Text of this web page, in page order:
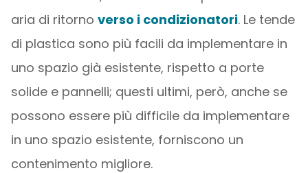
aria di ritorno verso i condizionatori. Le tende
di plastica sono più facili da implementare in
uno spazio già esistente, rispetto a porte
solide e pannelli; questi ultimi, però, anche se
possono essere più difficile da implementare
in uno spazio esistente, forniscono un
contenimento migliore.